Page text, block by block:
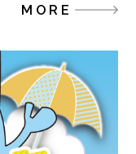
MORE